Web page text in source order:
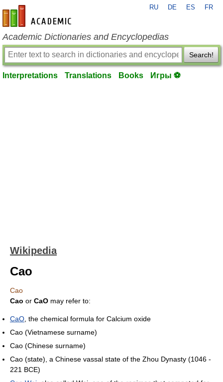
en-academic.com
RU DE ES FR
Academic Dictionaries and Encyclopedias
Search!
Interpretations Translations Books Игры ⚽
Wikipedia
Cao
Cao
Cao or CaO may refer to:
CaO , the chemical formula for Calcium oxide
Cao (Vietnamese surname)
Cao (Chinese surname)
Cao (state), a Chinese vassal state of the Zhou Dynasty (1046 -
221 BCE)